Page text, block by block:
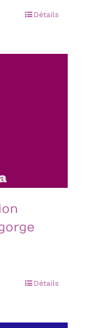
sur 5
Détails
Détails